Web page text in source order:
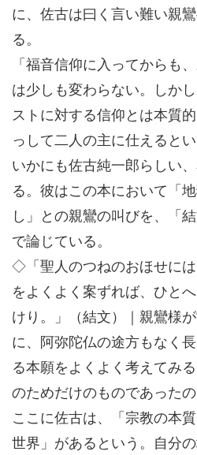
に、佐古は曰く言い難い親
る。
「福音信仰に入ってからも
は少しも変わらない。しか
ストに対する信仰とは本質
っして二人の主に仕えると
いかにも佐古純一郎らしい
る。彼はこの本において「
し」との親鸞の叫びを、「
で論じている。
◇「聖人のつねのおほせに
をよくよく案ずれば、ひと
けり。」（結文）｜親鸞様
に、阿弥陀仏の途方もなく
る本願をよくよく考えてみ
のためだけのものであったの
ここに佐古は、「宗教の本
世界」があるという。自分